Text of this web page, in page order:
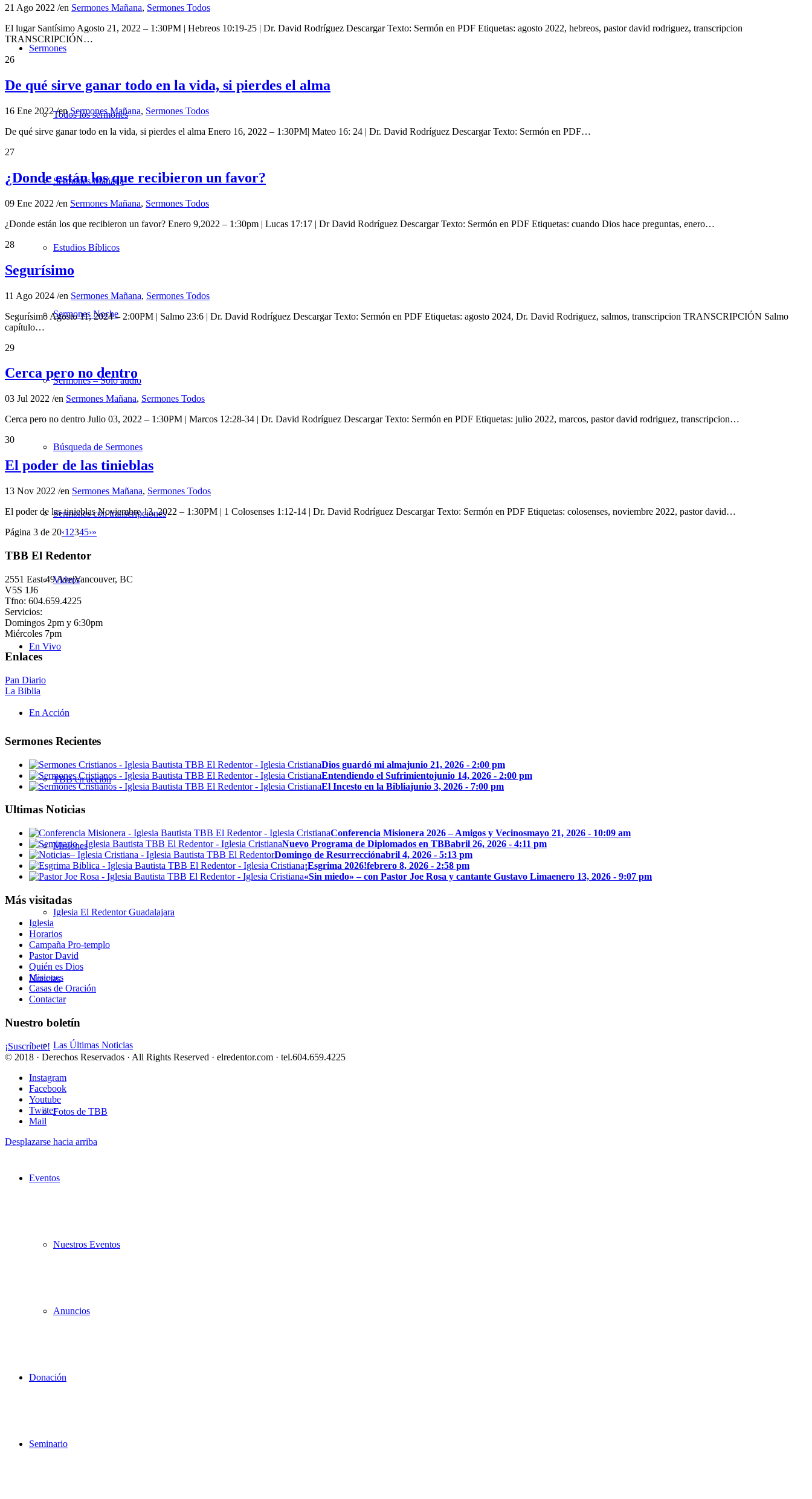
Sermones
Todos los sermones
Sermones Mañana
Estudios Bíblicos
Sermones Noche
Sermones – Solo audio
Búsqueda de Sermones
Sermones con transcripciones
Videos
En Vivo
En Acción
TBB en acción
Misiones
Iglesia El Redentor Guadalajara
Noticias
Las Últimas Noticias
Fotos de TBB
Eventos
Nuestros Eventos
Anuncios
Donación
Seminario
21 Ago 2022 /en Sermones Mañana, Sermones Todos
El lugar Santísimo Agosto 21, 2022 – 1:30PM | Hebreos 10:19-25 | Dr. David Rodríguez Descargar Texto: Sermón en PDF Etiquetas: agosto 2022, hebreos, pastor david rodriguez, transcripcion
TRANSCRIPCIÓN…
26
De qué sirve ganar todo en la vida, si pierdes el alma
16 Ene 2022/enSermones Mañana, Sermones Todos
De qué sirve ganar todo en la vida, si pierdes el alma Enero 16, 2022 – 1:30PM| Mateo 16: 24 | Dr. David Rodríguez Descargar Texto: Sermón en PDF…
27
¿Donde están los que recibieron un favor?
09 Ene 2022 /en Sermones Mañana, Sermones Todos
¿Donde están los que recibieron un favor? Enero 9,2022 – 1:30pm | Lucas 17:17 | Dr David Rodríguez Descargar Texto: Sermón en PDF Etiquetas: cuando Dios hace preguntas, enero…
28
Segurísimo
11 Ago 2024 /en Sermones Mañana, Sermones Todos
Segurísimo Agosto 11, 2024 – 2:00PM | Salmo 23:6 | Dr. David Rodríguez Descargar Texto: Sermón en PDF Etiquetas: agosto 2024, Dr. David Rodriguez, salmos, transcripcion TRANSCRIPCIÓN Salmo
capítulo…
29
Cerca pero no dentro
03 Jul 2022 /en Sermones Mañana, Sermones Todos
Cerca pero no dentro Julio 03, 2022 – 1:30PM | Marcos 12:28-34 | Dr. David Rodríguez Descargar Texto: Sermón en PDF Etiquetas: julio 2022, marcos, pastor david rodriguez, transcripcion…
30
El poder de las tinieblas
13 Nov 2022 /en Sermones Mañana, Sermones Todos
El poder de las tinieblas Noviembre 13, 2022 – 1:30PM | 1 Colosenses 1:12-14 | Dr. David Rodríguez Descargar Texto: Sermón en PDF Etiquetas: colosenses, noviembre 2022, pastor david…
Página 3 de 20‹1 2345›»
TBB El Redentor
2551 East 49 Ave|Vancouver, BC
V5S 1J6
Tfno: 604.659.4225
Servicios:
Domingos 2pm y 6:30pm
Miércoles 7pm
Enlaces
Pan Diario
La Biblia
Sermones Recientes
Dios guardó mi almajunio 21, 2026 - 2:00 pm
Entendiendo el Sufrimientojunio 14, 2026 - 2:00 pm
El Incesto en la Bibliajunio 3, 2026 - 7:00 pm
Ultimas Noticias
Conferencia Misionera 2026 – Amigos y Vecinosmayo 21, 2026 - 10:09 am
Nuevo Programa de Diplomados en TBBabril 26, 2026 - 4:11 pm
Domingo de Resurrecciónabril 4, 2026 - 5:13 pm
¡Esgrima 2026!febrero 8, 2026 - 2:58 pm
«Sin miedo» – con Pastor Joe Rosa y cantante Gustavo Limaenero 13, 2026 - 9:07 pm
Más visitadas
Iglesia
Horarios
Campaña Pro-templo
Pastor David
Quién es Dios
Misiones
Casas de Oración
Contactar
Nuestro boletín
¡Suscríbete!
© 2018 · Derechos Reservados · All Rights Reserved · elredentor.com · tel.604.659.4225
Instagram
Facebook
Youtube
Twitter
Mail
Desplazarse hacia arriba